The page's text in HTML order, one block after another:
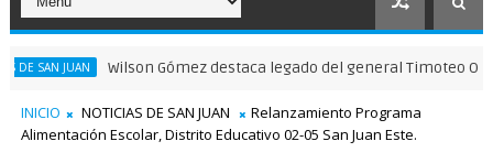
Wilson Gómez destaca legado del general Timoteo Ogando en su
INICIO NOTICIAS DE SAN JUAN
Relanzamiento Programa
Alimentación Escolar, Distrito Educativo 02-05 San Juan Este.